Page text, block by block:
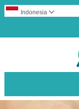
Indonesia 